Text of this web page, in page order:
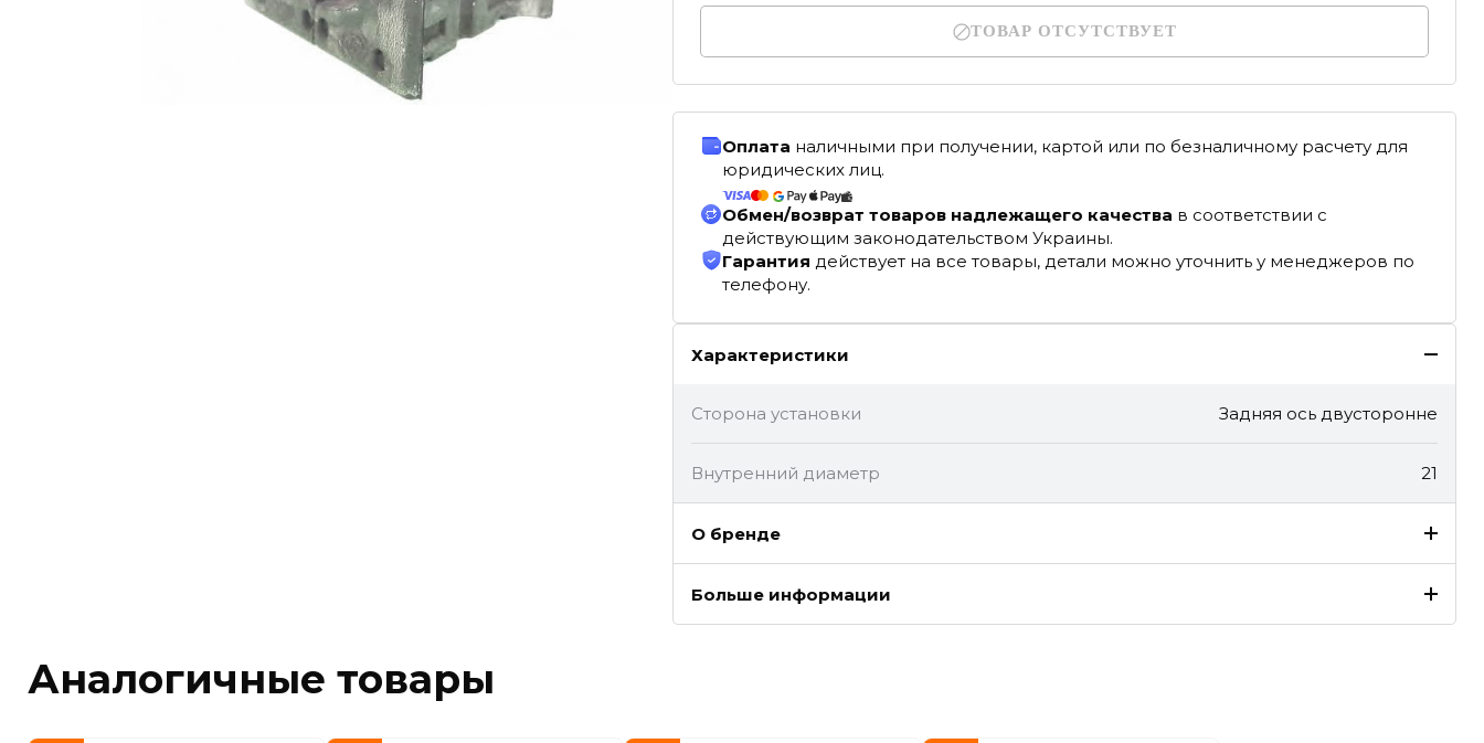
ТОВАР ОТСУТСТВУЕТ
Оплата наличными при получении, картой или по безналичному расчету для
юридических лиц.
Обмен/возврат товаров надлежащего качества в соответствии с
действующим законодательством Украины.
Гарантия действует на все товары, детали можно уточнить у менеджеров по
телефону.
Характеристики
Сторона установки Задняя ось двусторонне
Внутренний диаметр 21
О бренде
Больше информации
Аналогичные товары